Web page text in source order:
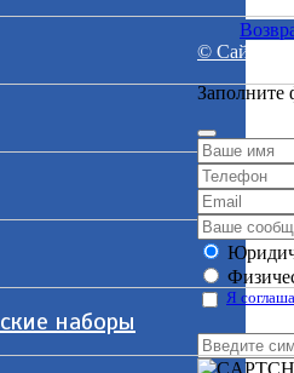
наборы
© Сайт
Заполните
Я